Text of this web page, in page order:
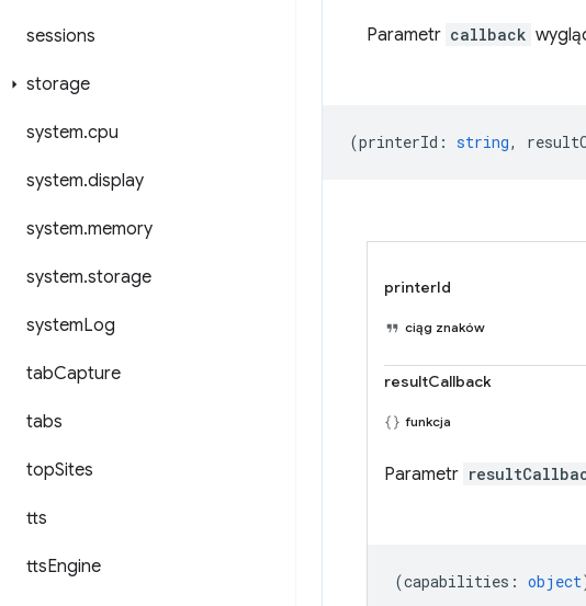
sessions
storage
system.cpu
system.display
system.memory
system.storage
systemLog
tabCapture
tabs
topSites
tts
ttsEngine
Parametr callback
(printerId : string,
printerId
ciąg znaków
resultCallback
funkcja
Parametr
(capabilities : object